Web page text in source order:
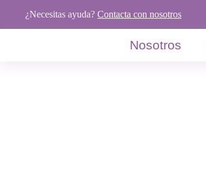
a
al
al
¿Necesitas ayuda? Contacta con nosotros
Nosotros